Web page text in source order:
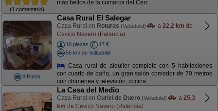
(1 comentario)
más bellos de la comarca del Cerr ...
8 Fotos
Casa Rural El Salegar
Casa Rural en Roturas (Valladolid) a 22,2 km de
Cevico Navero (Palencia)
10 plazas
17 €
55 km de Valladolid
Casa rural de alquiler completo con 5 habitaciones
con cuarto de baño, un gran salón comedor de 70 metros
con chimenea y televisión, cocina ...
La Casa del Medio
Casa Rural en Curiel de Duero (Valladolid) a 25,3
km de Cevico Navero (Palencia)